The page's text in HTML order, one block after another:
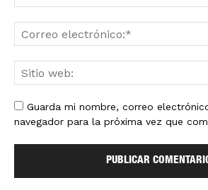
Guarda mi nombre, correo
navegador para la próxima vez que